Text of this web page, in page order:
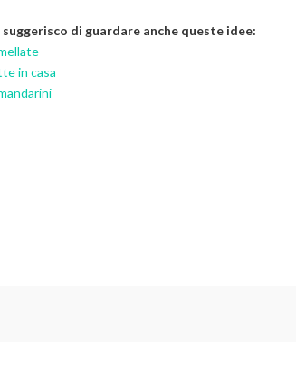
di guardare anche queste idee:
in casa